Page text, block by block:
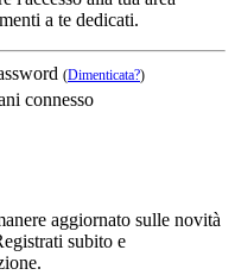
a te dedicati.
(Dimenticata?)
connesso
aggiornato sulle novità
subito e